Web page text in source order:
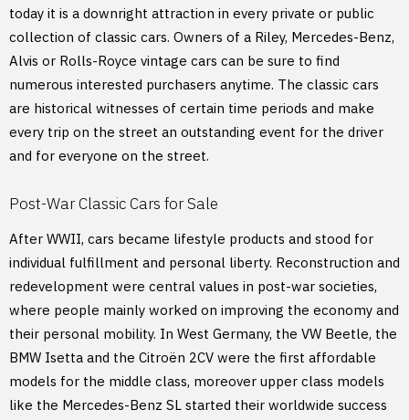
today it is a downright attraction in every private or public
collection of classic cars. Owners of a Riley, Mercedes-Benz,
Alvis or Rolls-Royce vintage cars can be sure to find
numerous interested purchasers anytime. The classic cars
are historical witnesses of certain time periods and make
every trip on the street an outstanding event for the driver
and for everyone on the street.
Post-War Classic Cars for Sale
After WWII, cars became lifestyle products and stood for
individual fulfillment and personal liberty. Reconstruction and
redevelopment were central values in post-war societies,
where people mainly worked on improving the economy and
their personal mobility. In West Germany, the VW Beetle, the
BMW Isetta and the Citroën 2CV were the first affordable
models for the middle class, moreover upper class models
like the Mercedes-Benz SL started their worldwide success